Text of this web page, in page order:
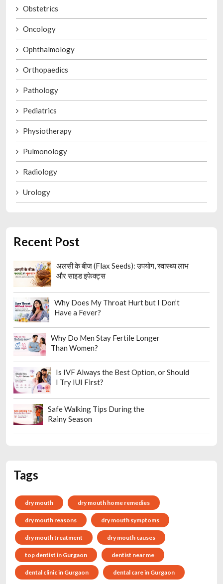
Obstetrics
Oncology
Ophthalmology
Orthopaedics
Pathology
Pediatrics
Physiotherapy
Pulmonology
Radiology
Urology
Recent Post
अलसी के बीज (Flax Seeds): उपयोग, स्वास्थ्य लाभ
और साइड इफेक्ट्स
Why Does My Throat Hurt but I Don’t
Have a Fever?
Why Do Men Stay Fertile Longer
Than Women?
Is IVF Always the Best Option, or Should
I Try IUI First?
Safe Walking Tips During the
Rainy Season
Tags
dry mouth dry mouth home remedies
dry mouth reasons dry mouth symptoms
dry mouth treatment dry mouth causes
top dentist in Gurgaon dentist near me
dental clinic in Gurgaon dental care in Gurgaon